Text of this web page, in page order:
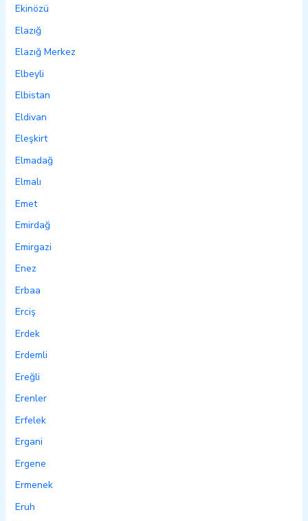
Ekinözü
Elazığ
Elazığ Merkez
Elbeyli
Elbistan
Eldivan
Eleşkirt
Elmadağ
Elmalı
Emet
Emirdağ
Emirgazi
Enez
Erbaa
Erciş
Erdek
Erdemli
Ereğli
Erenler
Erfelek
Ergani
Ergene
Ermenek
Eruh